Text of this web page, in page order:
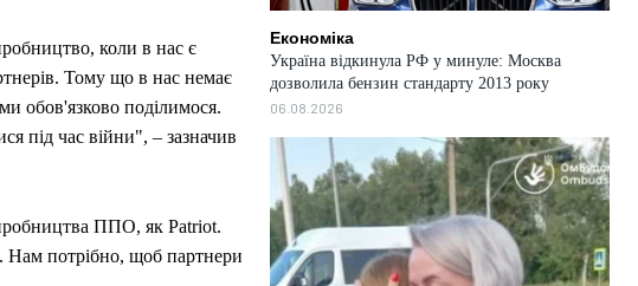
коли в нас є
Тому що в нас немає
обов'язково поділимося.
під час війни", – зазначив
ППО, як Patriot.
Нам потрібно, щоб партнери
Економіка
Україна відкинула РФ у минуле: Москва
дозволила бензин стандарту 2013 року
06.08.2026